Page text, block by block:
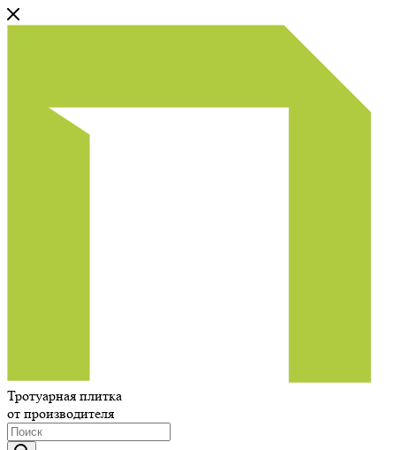
Тротуарная плитка
от производителя